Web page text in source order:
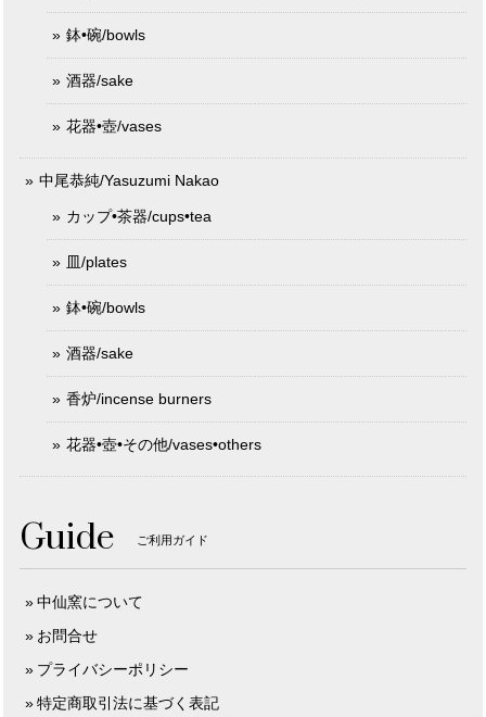
鉢•碗/bowls
酒器/sake
花器•壺/vases
中尾恭純/Yasuzumi Nakao
カップ•茶器/cups•tea
皿/plates
鉢•碗/bowls
酒器/sake
香炉/incense burners
花器•壺•その他/vases•others
Guide ご利用ガイド
中仙窯について
お問合せ
プライバシーポリシー
特定商取引法に基づく表記